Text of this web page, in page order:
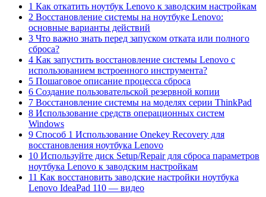
1 Как откатить ноутбук Lenovo к заводским настройкам
2 Восстановление системы на ноутбуке Lenovo:
основные варианты действий
3 Что важно знать перед запуском отката или полного
сброса?
4 Как запустить восстановление системы Lenovo с
использованием встроенного инструмента?
5 Пошаговое описание процесса сброса
6 Создание пользовательской резервной копии
7 Восстановление системы на моделях серии ThinkPad
8 Использование средств операционных систем
Windows
9 Способ 1 Использование Onekey Recovery для
восстановления ноутбука Lenovo
10 Используйте диск Setup/Repair для сброса параметров
ноутбука Lenovo к заводским настройкам
11 Как восстановить заводские настройки ноутбука
Lenovo IdeaPad 110 — видео